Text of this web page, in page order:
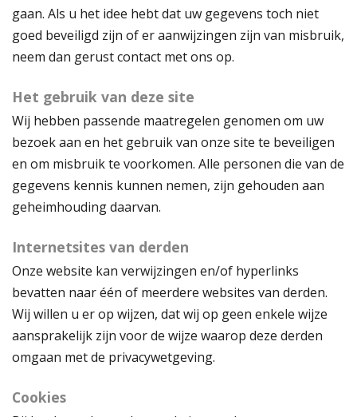
gaan. Als u het idee hebt dat uw gegevens toch niet
goed beveiligd zijn of er aanwijzingen zijn van misbruik,
neem dan gerust contact met ons op.
Het gebruik van deze site
Wij hebben passende maatregelen genomen om uw
bezoek aan en het gebruik van onze site te beveiligen
en om misbruik te voorkomen. Alle personen die van de
gegevens kennis kunnen nemen, zijn gehouden aan
geheimhouding daarvan.
Internetsites van derden
Onze website kan verwijzingen en/of hyperlinks
bevatten naar één of meerdere websites van derden.
Wij willen u er op wijzen, dat wij op geen enkele wijze
aansprakelijk zijn voor de wijze waarop deze derden
omgaan met de privacywetgeving.
Cookies